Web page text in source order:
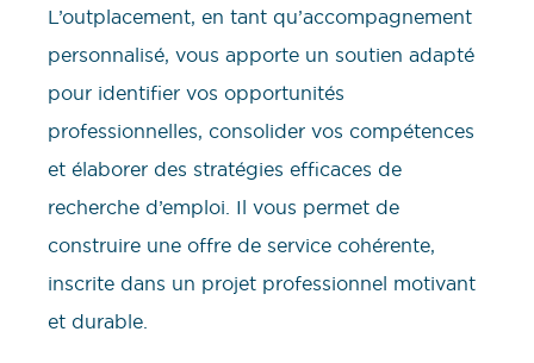
L’outplacement, en tant qu’accompagnement
personnalisé, vous apporte un soutien adapté
pour identifier vos opportunités
professionnelles, consolider vos compétences
et élaborer des stratégies efficaces de
recherche d’emploi. Il vous permet de
construire une offre de service cohérente,
inscrite dans un projet professionnel motivant
et durable.